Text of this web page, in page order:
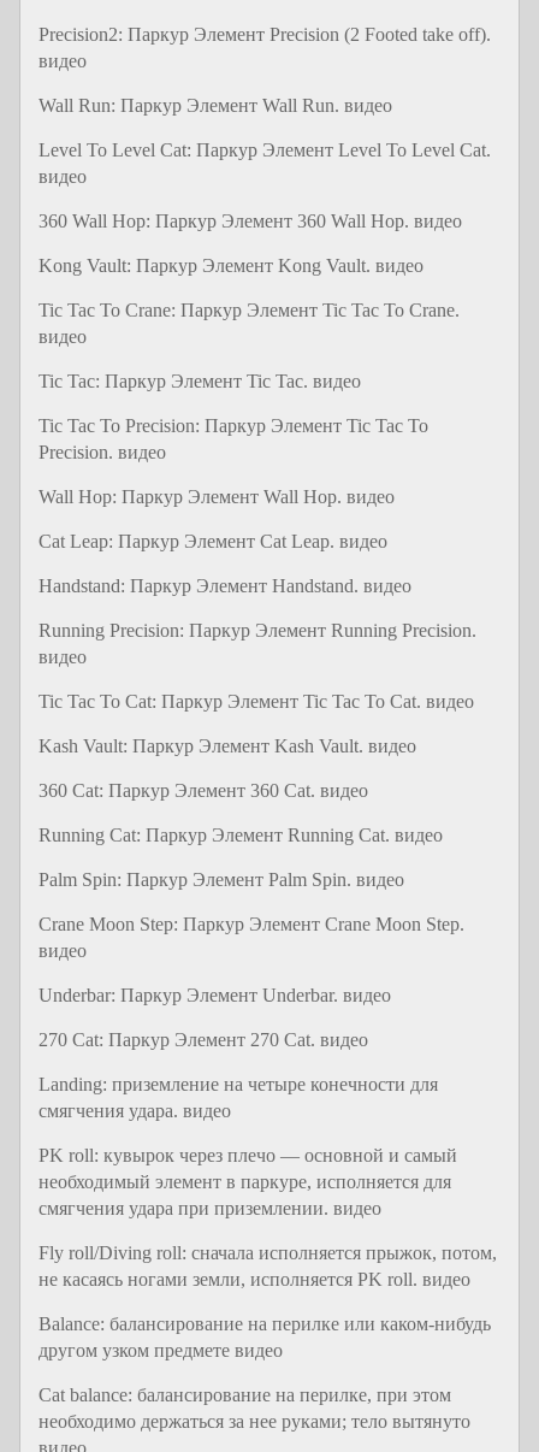
Precision2: Паркур Элемент Precision (2 Footed take off).
видео
Wall Run: Паркур Элемент Wall Run. видео
Level To Level Cat: Паркур Элемент Level To Level Cat.
видео
360 Wall Hop: Паркур Элемент 360 Wall Hop. видео
Kong Vault: Паркур Элемент Kong Vault. видео
Tic Tac To Crane: Паркур Элемент Tic Tac To Crane.
видео
Tic Tac: Паркур Элемент Tic Tac. видео
Tic Tac To Precision: Паркур Элемент Tic Tac To
Precision. видео
Wall Hop: Паркур Элемент Wall Hop. видео
Cat Leap: Паркур Элемент Cat Leap. видео
Handstand: Паркур Элемент Handstand. видео
Running Precision: Паркур Элемент Running Precision.
видео
Tic Tac To Cat: Паркур Элемент Tic Tac To Cat. видео
Kash Vault: Паркур Элемент Kash Vault. видео
360 Cat: Паркур Элемент 360 Cat. видео
Running Cat: Паркур Элемент Running Cat. видео
Palm Spin: Паркур Элемент Palm Spin. видео
Crane Moon Step: Паркур Элемент Crane Moon Step.
видео
Underbar: Паркур Элемент Underbar. видео
270 Cat: Паркур Элемент 270 Cat. видео
Landing: приземление на четыре конечности для
смягчения удара. видео
PK roll: кувырок через плечо — основной и самый
необходимый элемент в паркуре, исполняется для
смягчения удара при приземлении. видео
Fly roll/Diving roll: сначала исполняется прыжок, потом,
не касаясь ногами земли, исполняется PK roll. видео
Balance: балансирование на перилке или каком-нибудь
другом узком предмете видео
Cat balance: балансирование на перилке, при этом
необходимо держаться за нее руками; тело вытянуто
видео